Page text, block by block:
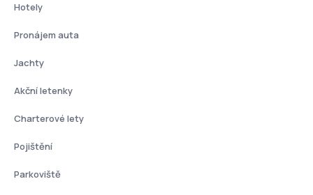
Hotely
Pronájem auta
Jachty
Akční letenky
Charterové lety
Pojištění
Parkoviště